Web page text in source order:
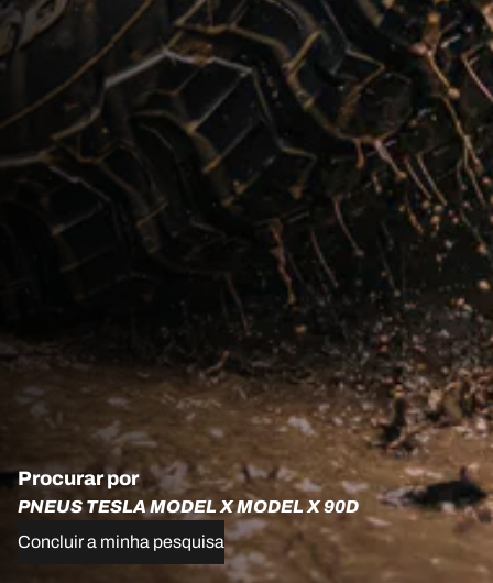
Procurar por
PNEUS TESLA MODEL X MODEL X 90D
Concluir a minha pesquisa